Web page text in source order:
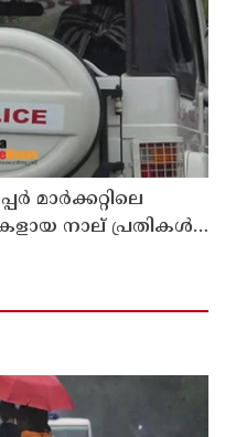
മാർക്കറ്റിലെ
നാല് പ്രതികൾ